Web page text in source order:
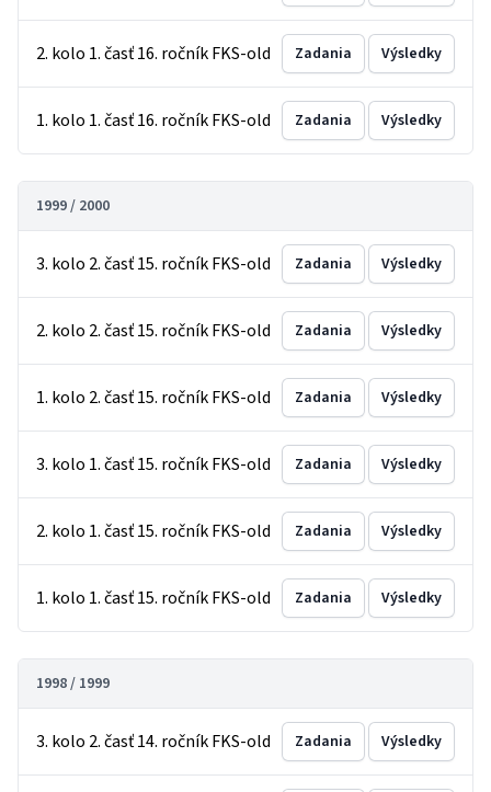
2. kolo 1. časť 16. ročník FKS-old Zadania Výsledky
1. kolo 1. časť 16. ročník FKS-old Zadania Výsledky
1999 / 2000
3. kolo 2. časť 15. ročník FKS-old Zadania Výsledky
2. kolo 2. časť 15. ročník FKS-old Zadania Výsledky
1. kolo 2. časť 15. ročník FKS-old Zadania Výsledky
3. kolo 1. časť 15. ročník FKS-old Zadania Výsledky
2. kolo 1. časť 15. ročník FKS-old Zadania Výsledky
1. kolo 1. časť 15. ročník FKS-old Zadania Výsledky
1998 / 1999
3. kolo 2. časť 14. ročník FKS-old Zadania Výsledky